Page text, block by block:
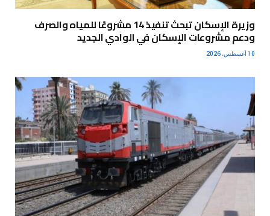
وزيرة الإسكان تبحث تنفيذ 14 مشروعًا للمياه والصرف
ودعم مشروعات الإسكان في الوادي الجديد
10 أغسطس، 2026